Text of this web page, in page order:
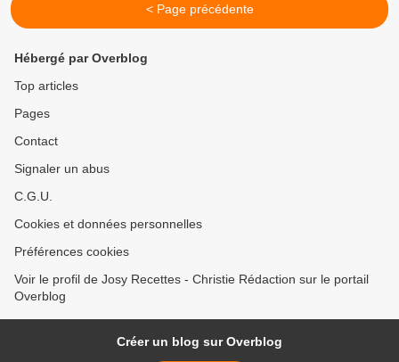
< Page précédente
Hébergé par Overblog
Top articles
Pages
Contact
Signaler un abus
C.G.U.
Cookies et données personnelles
Préférences cookies
Voir le profil de Josy Recettes - Christie Rédaction sur le portail
Overblog
Créer un blog sur Overblog